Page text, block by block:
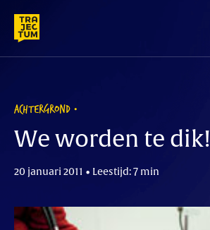
content
ACHTERGROND
We worden te dik!
20 januari 2011 • Leestijd: 7 min